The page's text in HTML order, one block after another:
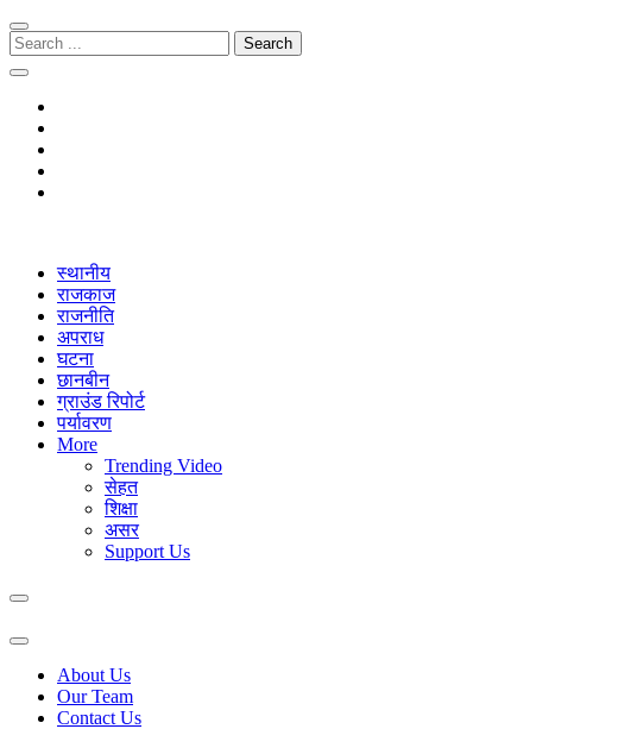
Skip
to
navigation
Skip
to
content
Search
for:
The Janmitra
The Janmitra
स्थानीय
राजकाज
राजनीति
अपराध
घटना
छानबीन
ग्राउंड रिपोर्ट
पर्यावरण
More
Trending Video
सेहत
शिक्षा
असर
Support Us
About Us
Our Team
Contact Us